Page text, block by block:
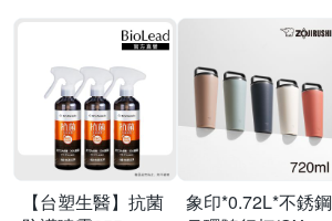
【台塑生醫】抗菌
象印*0.72L*不銹鋼